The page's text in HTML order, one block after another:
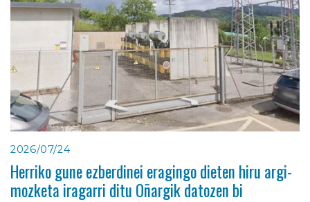
2026/07/24
Herriko gune ezberdinei eragingo dieten hiru argi-
mozketa iragarri ditu Oñargik datozen bi